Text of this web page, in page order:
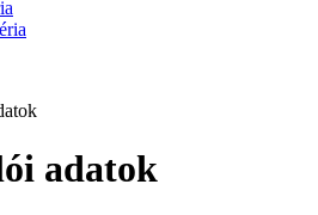
adatok